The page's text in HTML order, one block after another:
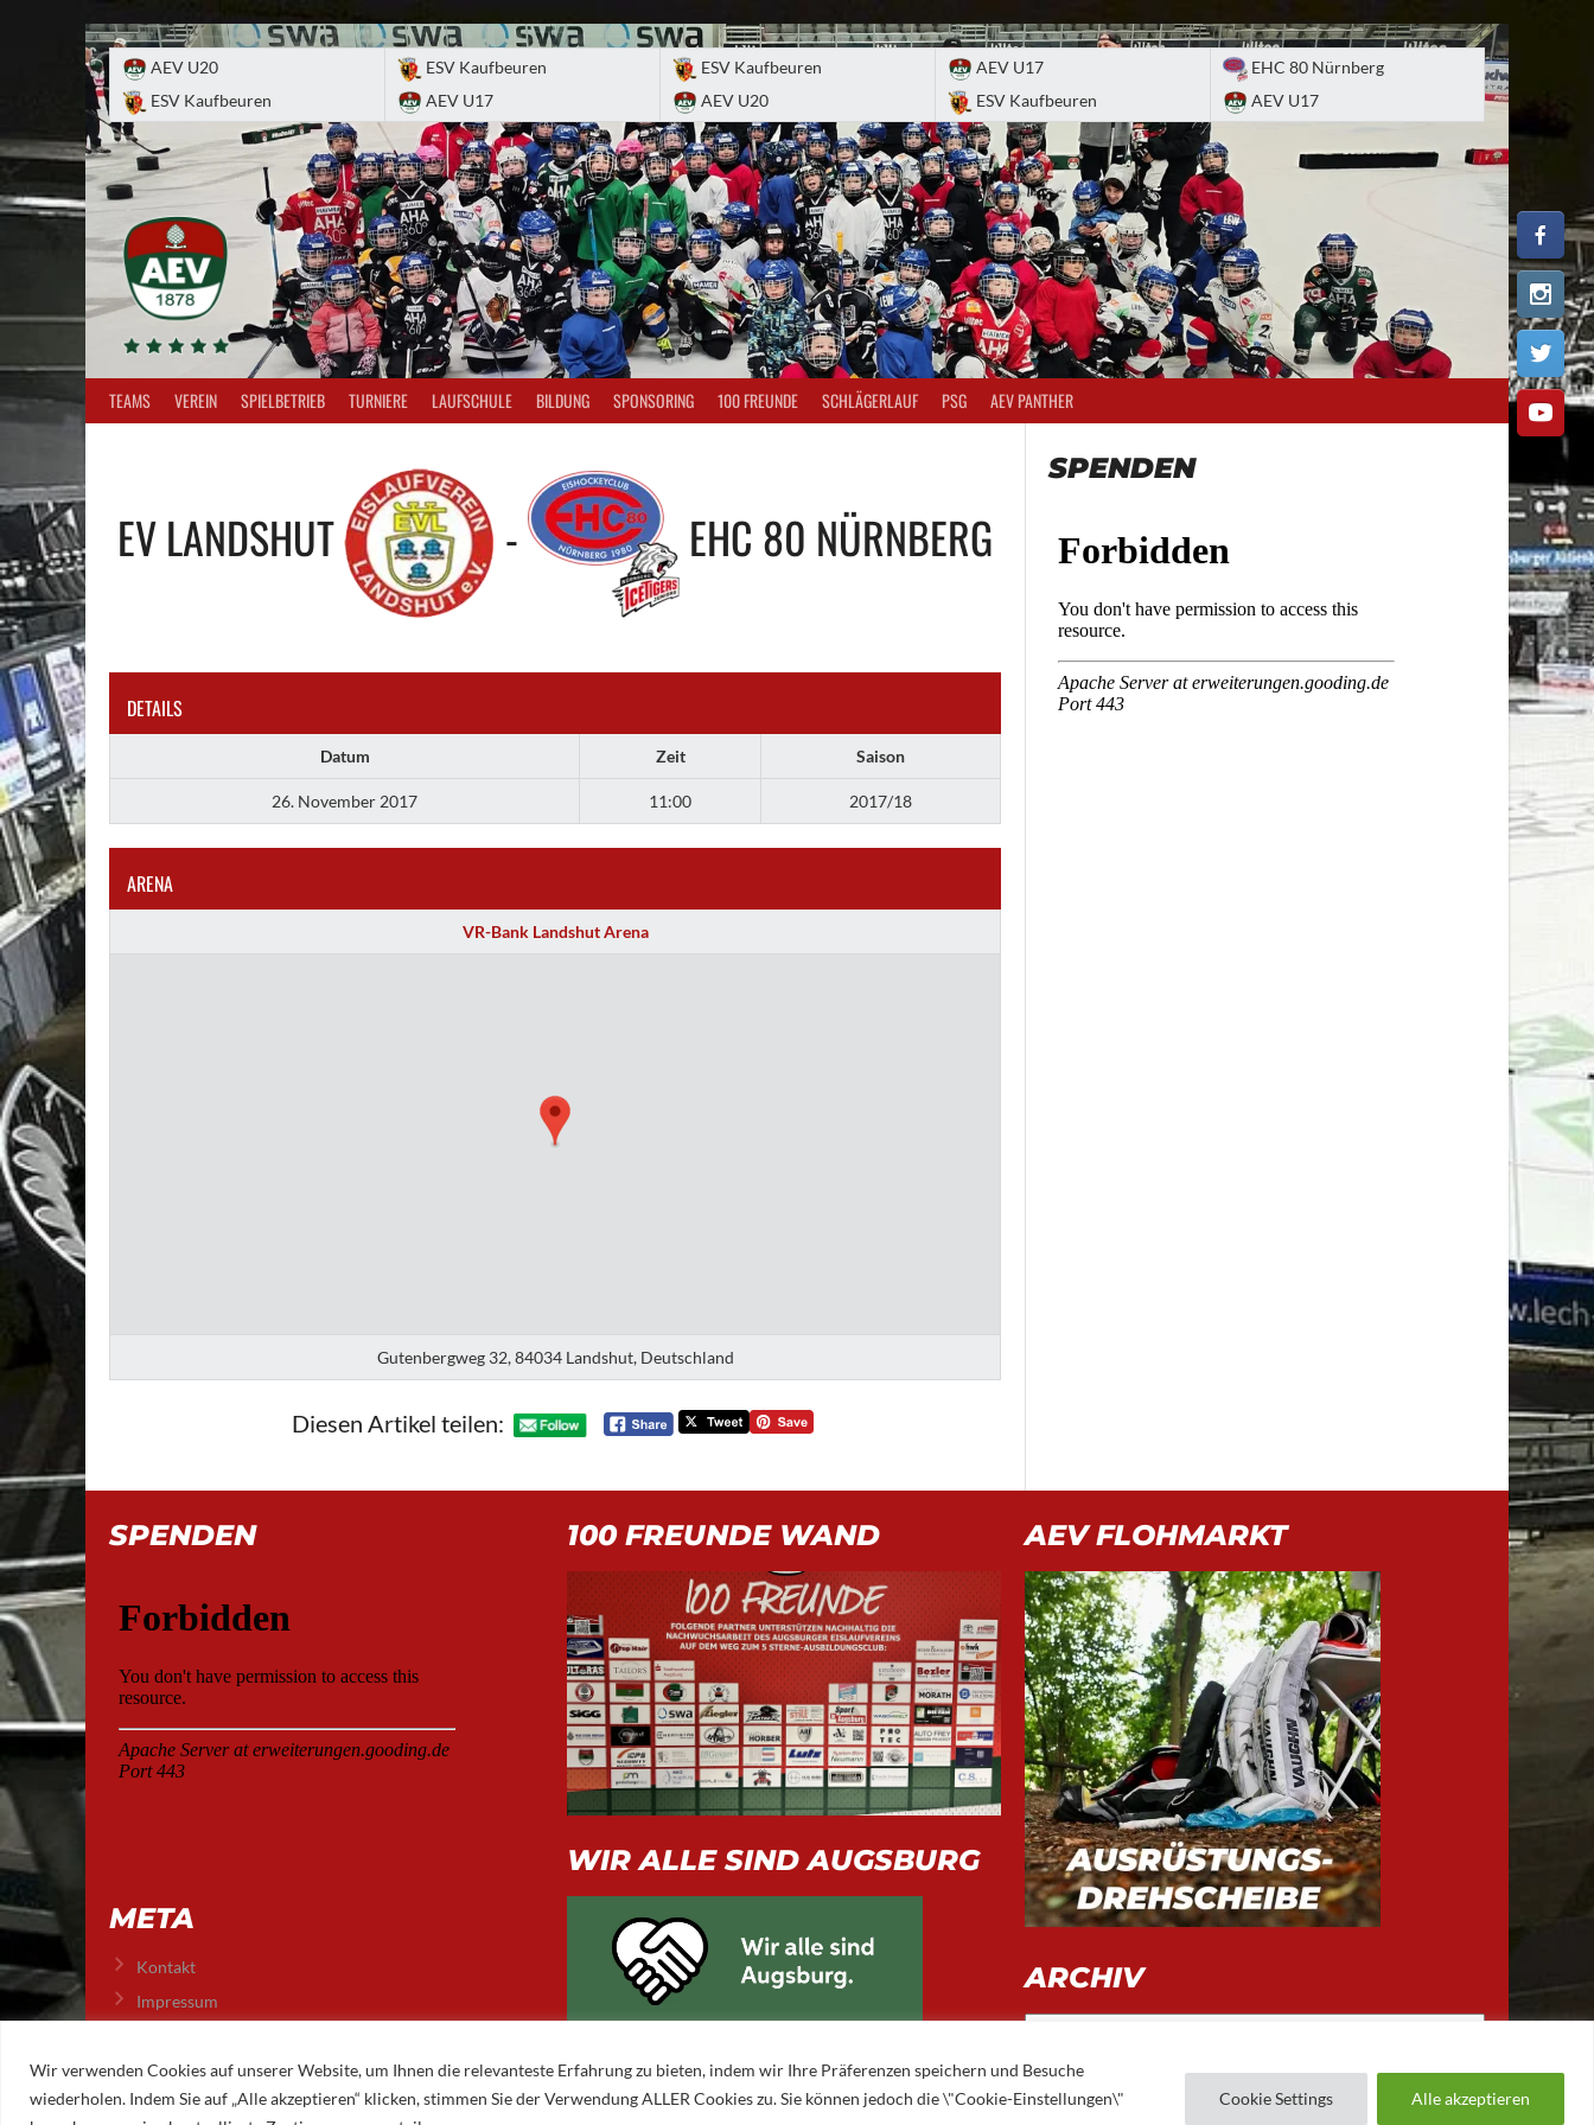
Wir verwenden Cookies auf unserer Website, um Ihnen die relevanteste Erfahrung zu bieten, indem wir Ihre Präferenzen speichern und Besuche
wiederholen. Indem Sie auf „Alle akzeptieren“ klicken, stimmen Sie der Verwendung ALLER Cookies zu. Sie können jedoch die \"Cookie-Einstellungen\"
Cookie Settings Alle akzeptieren
AEV U20
ESV Kaufbeuren
ESV Kaufbeuren
AEV U17
ESV Kaufbeuren
AEV U20
AEV U17
ESV Kaufbeuren
EHC 80 Nürnberg
AEV U17
TEAMS VEREIN SPIELBETRIEB TURNIERE LAUFSCHULE BILDUNG SPONSORING 100 FREUNDE SCHLÄGERLAUF PSG AEV PANTHER
EV LANDSHUT - EHC 80 NÜRNBERG
DETAILS
Datum Zeit Saison
26. November 2017 11:00 2017/18
ARENA
VR-Bank Landshut Arena
Gutenbergweg 32, 84034 Landshut, Deutschland
Diesen Artikel teilen:
SPENDEN
SPENDEN
META
Kontakt
Impressum
100 FREUNDE WAND
WIR ALLE SIND AUGSBURG
AEV FLOHMARKT
ARCHIV
Archiv
© 2026 AUGSBURGER EISLAUFVEREIN E.V. AUGSBURGER EV